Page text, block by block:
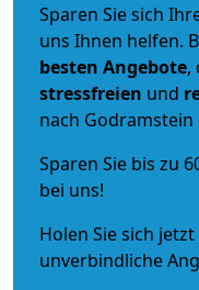
Sparen Sie sich
uns Ihnen helfen.
besten Angebote,
stressfreien und
nach
Sparen Sie bis zu
bei uns!
Holen Sie sich
unverbindliche